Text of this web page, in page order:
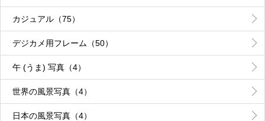
カジュアル（75）
デジカメ用フレーム（50）
午 (うま) 写真（4）
世界の風景写真（4）
日本の風景写真（4）